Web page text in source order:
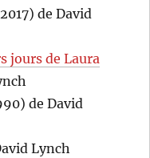
de David
jours de Laura
de David
Lynch